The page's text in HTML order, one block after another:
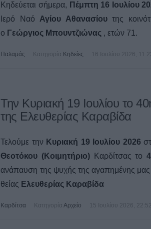
Κηδεύεται σήμερα, Πέμπτη 16 Ιουλίου
Ιερό Ναό Αγίου Αθανασίουτης
ο Γεώργιος Μπουντζιώνας , ετών 71.
Παλαμάς Κατηγορία Κηδείες 16 Ιουλίου 2026, 11:22
Την Κυριακή 19 Ιουλίου το
της Ελευθερίας Καραβίδα
Τελούμε την Κυριακή 19 Ιουλίου 2026
Θεοτόκου (Κοιμητήριο)
Καρδίτσας το
ανάπαυση της ψυχής της αγαπημένης μας
θείας Ελευθερίας Καραβίδα
Καρδίτσα Κατηγορία Αρχείο 15 Ιουλίου 2026, 22:52